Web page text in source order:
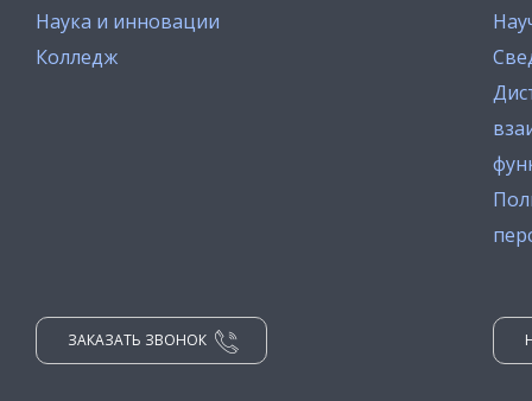
Наука и инновации
Колледж
ЗАКАЗАТЬ ЗВОНОК